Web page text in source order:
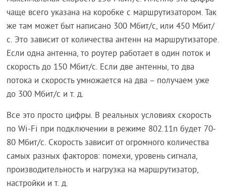
чаще всего указана на коробке с маршрутизатором. Так
же там может быт написано 300 Мбит/с, или 450 Мбит/
с. Это зависит от количества антенн на маршрутизаторе.
Если одна антенна, то роутер работает в один поток и
скорость до 150 Мбит/с. Если две антенны, то два
потока и скорость умножается на два – получаем уже
до 300 Мбит/с и т. д.
Все это просто цифры. В реальных условиях скорость
по Wi-Fi при подключении в режиме 802.11n будет 70-
80 Мбит/с. Скорость зависит от огромного количества
самых разных факторов: помехи, уровень сигнала,
производительность и нагрузка на маршрутизатор,
настройки и т. д.